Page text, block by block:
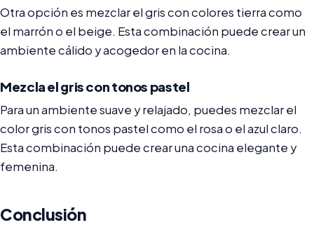
Otra opción es mezclar el gris con colores tierra como
el marrón o el beige. Esta combinación puede crear un
ambiente cálido y acogedor en la cocina.
Mezcla el gris con tonos pastel
Para un ambiente suave y relajado, puedes mezclar el
color gris con tonos pastel como el rosa o el azul claro.
Esta combinación puede crear una cocina elegante y
femenina.
Conclusión